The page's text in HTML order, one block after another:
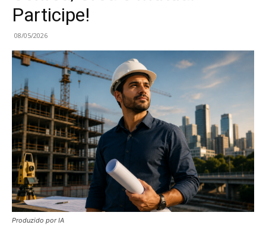
Participe!
08/05/2026
Produzido por IA